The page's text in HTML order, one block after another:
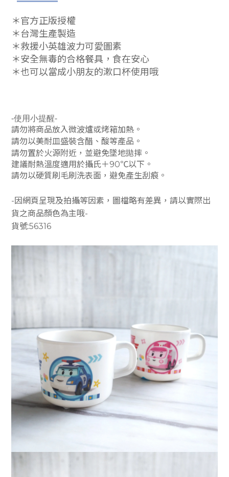
＊官方正版授權
＊台灣生產製造
＊救援小英雄波力可愛圖素
＊安全無毒的合格餐具，食在安心
＊也可以當成小朋友的漱口杯使用哦
-使用小提醒-
請勿將商品放入微波爐或烤箱加熱。
請勿以美耐皿盛裝含醋、酸等產品。
請勿置於火源附近，並避免墜地拋摔。
建議耐熱溫度適用於攝氏＋90℃以下。
請勿以硬質刷毛刷洗表面，避免產生刮痕。
-因網頁呈現及拍攝等因素，圖檔略有差異，請以實際出
貨之商品顏色為主哦-
貨號:56316